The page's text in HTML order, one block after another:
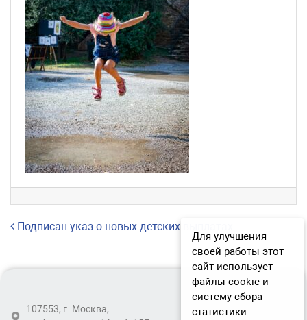
Навигация по записям
Подписан указ о новых детских выплатах
107553, г. Москва,
Для улучшения
своей работы этот
сайт использует
файлы cookie и
систему сбора
статистики